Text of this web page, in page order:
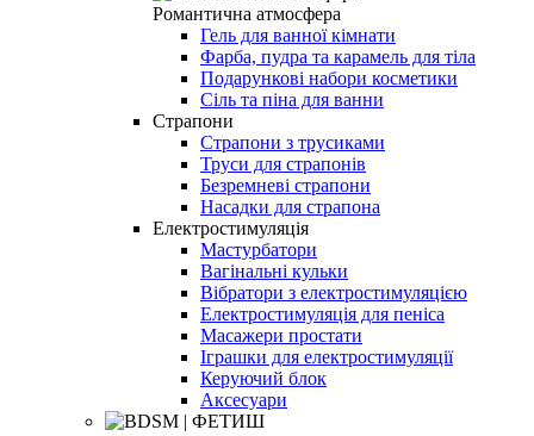
Романтична атмосфера
Гель для ванної кімнати
Фарба, пудра та карамель для тіла
Подарункові набори косметики
Сіль та піна для ванни
Страпони
Страпони з трусиками
Труси для страпонів
Безремневі страпони
Насадки для страпона
Електростимуляція
Мастурбатори
Вагінальні кульки
Вібратори з електростимуляцією
Електростимуляція для пеніса
Масажери простати
Іграшки для електростимуляції
Керуючий блок
Аксесуари